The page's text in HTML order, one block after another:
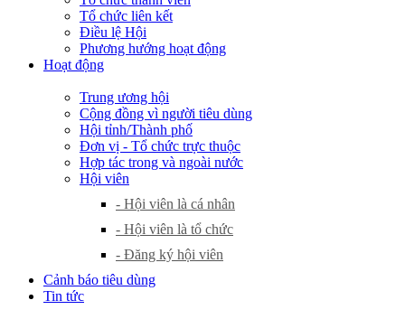
Tổ chức liên kết
Điều lệ Hội
Phương hướng hoạt động
Hoạt động
Trung ương hội
Cộng đồng vì người tiêu dùng
Hội tỉnh/Thành phố
Đơn vị - Tổ chức trực thuộc
Hợp tác trong và ngoài nước
Hội viên
- Hội viên là cá nhân
- Hội viên là tổ chức
- Đăng ký hội viên
Cảnh báo tiêu dùng
Tin tức